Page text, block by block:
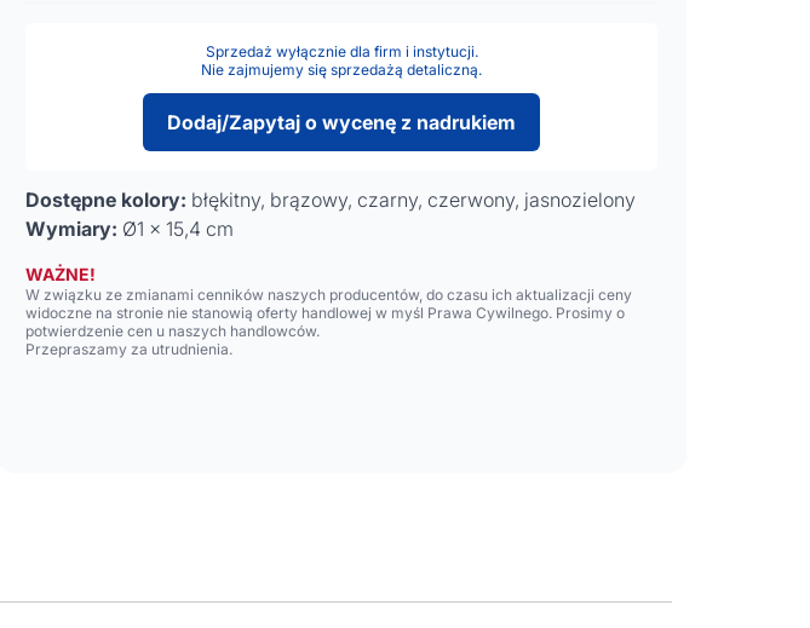
Sprzedaż wyłącznie dla firm i instytucji.
Nie zajmujemy się sprzedażą detaliczną.
Dodaj/Zapytaj o wycenę z nadrukiem
Dostępne kolory: błękitny, brązowy, czarny, czerwony, jasnozielony
Wymiary: Ø1 x 15,4 cm
WAŻNE!
W związku ze zmianami cenników naszych producentów, do czasu ich aktualizacji ceny
widoczne na stronie nie stanowią oferty handlowej w myśl Prawa Cywilnego. Prosimy o
potwierdzenie cen u naszych handlowców.
Przepraszamy za utrudnienia.